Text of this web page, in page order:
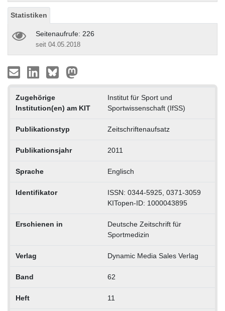
Statistiken
Seitenaufrufe: 226
seit 04.05.2018
Zugehörige
Institution(en) am KIT
Institut für Sport und
Sportwissenschaft (IfSS)
Publikationstyp Zeitschriftenaufsatz
Publikationsjahr 2011
Sprache Englisch
Identifikator
ISSN: 0344-5925, 0371-3059
KITopen-ID: 1000043895
Erschienen in
Deutsche Zeitschrift für
Sportmedizin
Verlag Dynamic Media Sales Verlag
Band 62
Heft 11